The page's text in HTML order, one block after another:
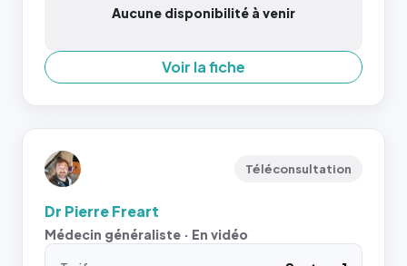
Aucune disponibilité à venir
Voir la fiche
Téléconsultation
Dr Pierre Freart
Médecin généraliste · En vidéo